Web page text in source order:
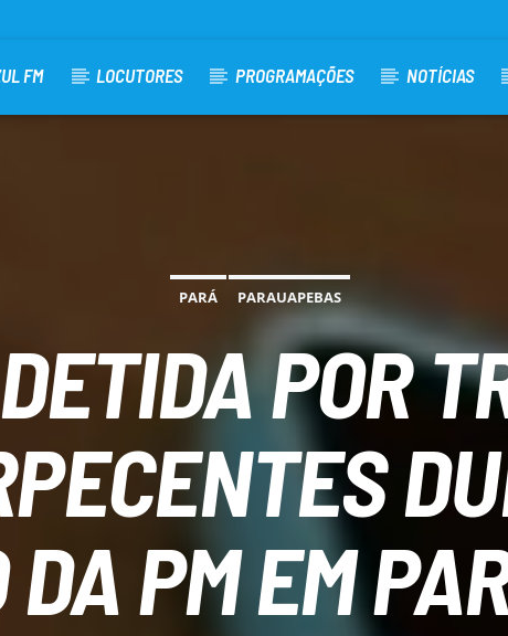
FM LOCUTORES PROGRAMAÇÕES NOTÍCIAS
PARÁ PARAUAPEBAS
POR
DA PM EM